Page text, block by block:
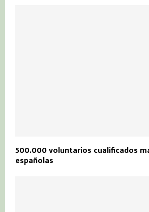
500.000 voluntarios cualificados
españolas